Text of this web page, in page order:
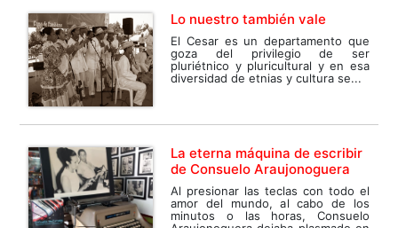
Lo nuestro también vale
El Cesar es un departamento que
goza del privilegio de ser
pluriétnico y pluricultural y en esa
diversidad de etnias y cultura se...
La eterna máquina de escribir
de Consuelo Araujonoguera
Al presionar las teclas con todo el
amor del mundo, al cabo de los
minutos o las horas, Consuelo